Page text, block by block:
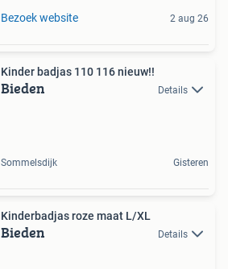
Bezoek website 2 aug 26
Kinder badjas 110 116 nieuw!!
Bieden Details
Sommelsdijk Gisteren
Kinderbadjas roze maat L/XL
Bieden Details